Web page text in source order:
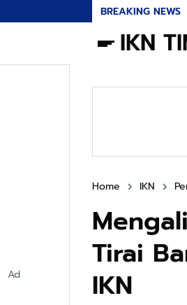
BREAKING NEWS
IKN
Home IKN
Tirai
IKN
Ad